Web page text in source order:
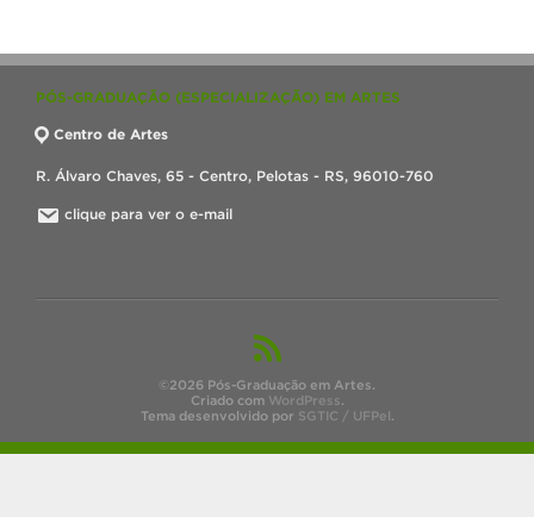
PÓS-GRADUAÇÃO (ESPECIALIZAÇÃO) EM ARTES
Centro de Artes
R. Álvaro Chaves, 65 - Centro, Pelotas - RS, 96010-760
clique para ver o e-mail
©2026 Pós-Graduação em Artes.
Criado com WordPress.
Tema desenvolvido por SGTIC / UFPel.